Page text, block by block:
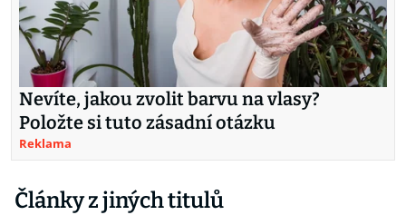
Nevíte, jakou zvolit barvu na vlasy?
Položte si tuto zásadní otázku
Reklama
Články z jiných titulů